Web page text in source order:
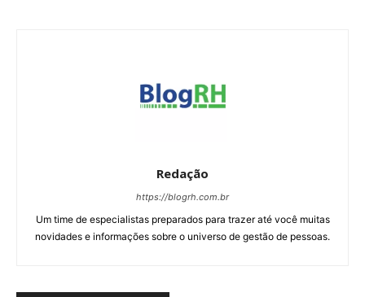
Redação
https://blogrh.com.br
Um time de especialistas preparados para trazer até você muitas
novidades e informações sobre o universo de gestão de pessoas.